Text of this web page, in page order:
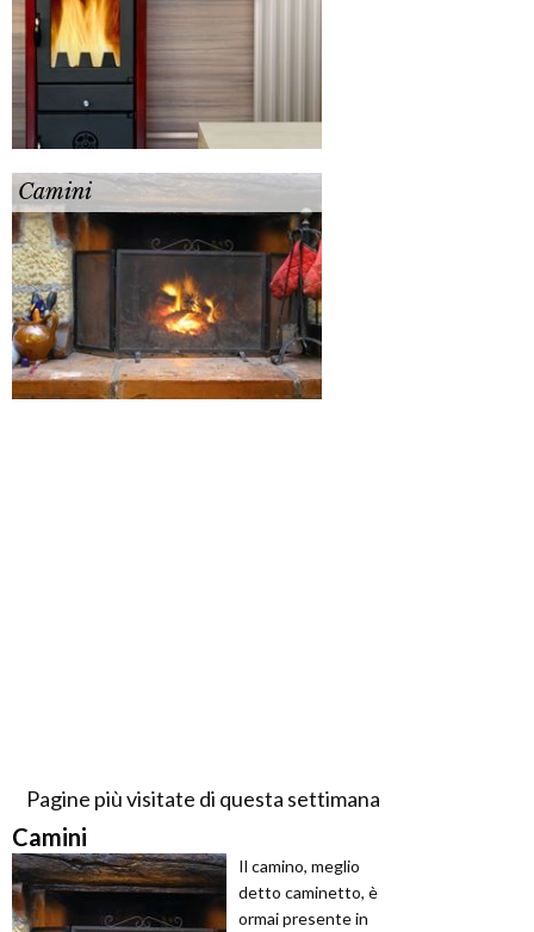
Camini
Pagine più visitate di questa settimana
Camini
Il camino, meglio
detto caminetto, è
ormai presente in